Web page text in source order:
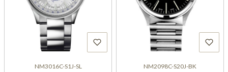
NM3016C-S1J-SL
NM2098C-S20J-BK